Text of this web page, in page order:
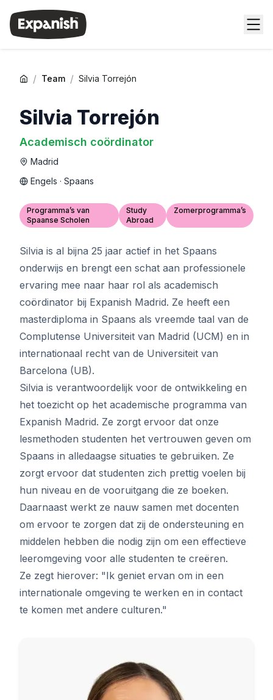
/ Team / Silvia Torrejón
Silvia Torrejón
Academisch coördinator
Madrid
Engels · Spaans
Programma’s van
Spaanse Scholen
Study
Abroad
Zomerprogramma’s
Silvia is al bijna 25 jaar actief in het Spaans
onderwijs en brengt een schat aan professionele
ervaring mee naar haar rol als academisch
coördinator bij Expanish Madrid. Ze heeft een
masterdiploma in Spaans als vreemde taal van de
Complutense Universiteit van Madrid (UCM) en in
internationaal recht van de Universiteit van
Barcelona (UB).
Silvia is verantwoordelijk voor de ontwikkeling en
het toezicht op het academische programma van
Expanish Madrid. Ze zorgt ervoor dat onze
lesmethoden studenten het vertrouwen geven om
Spaans in alledaagse situaties te gebruiken. Ze
zorgt ervoor dat studenten zich prettig voelen bij
hun niveau en de vooruitgang die ze boeken.
Daarnaast werkt ze nauw samen met docenten
om ervoor te zorgen dat zij de ondersteuning en
middelen hebben die nodig zijn om een ​​effectieve
leeromgeving voor alle studenten te creëren.
Ze zegt hierover: "Ik geniet ervan om in een
internationale omgeving te werken en in contact
te komen met andere culturen."